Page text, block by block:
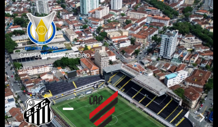
CAMPEONATO BRASILEIRO
09/08 – 18:30